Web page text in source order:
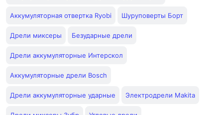
Аккумуляторная отвертка Ryobi Шуруповерты Борт
Дрели миксеры Безударные дрели
Дрели аккумуляторные Интерскол
Аккумуляторные дрели Bosch
Дрели аккумуляторные ударные Электродрели Makita